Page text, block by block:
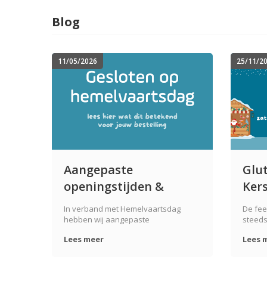
Blog
11/05/2026
Aangepaste
openingstijden &
verzendschema
rondom Hemelvaart
In verband met Hemelvaartsdag
hebben wij aangepaste
verzendmomenten. Lees hier wat dat
Lees meer
25/11/
&
De
Lees